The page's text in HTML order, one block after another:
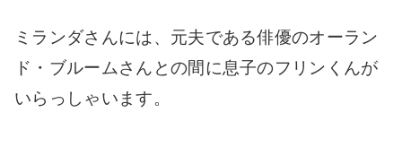
ミランダさんには、元夫である俳優のオーラン
ド・ブルームさんとの間に息子のフリンくんが
いらっしゃいます。